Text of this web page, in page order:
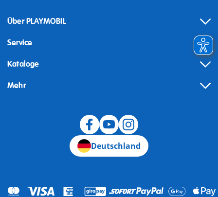
Über PLAYMOBIL
Service
Kataloge
Mehr
Deutschland